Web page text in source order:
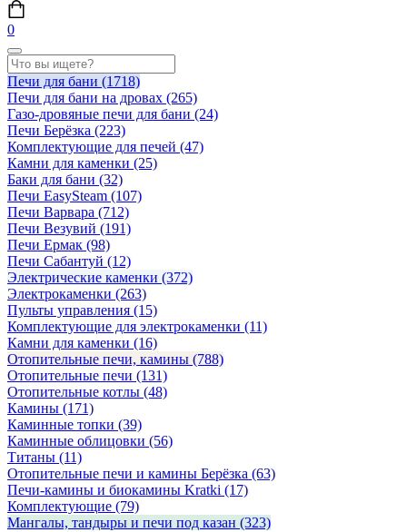
0
Печи для бани (1718)
Печи для бани на дровах (265)
Газо-дровяные печи для бани (24)
Печи Берёзка (223)
Комплектующие для печей (47)
Камни для каменки (25)
Баки для бани (32)
Печи EasySteam (107)
Печи Варвара (712)
Печи Везувий (191)
Печи Ермак (98)
Печи Сабантуй (12)
Электрические каменки (372)
Электрокаменки (263)
Пульты управления (15)
Комплектующие для электрокаменки (11)
Камни для каменки (16)
Отопительные печи, камины (788)
Отопительные печи (131)
Отопительные котлы (48)
Камины (171)
Каминные топки (39)
Каминные облицовки (56)
Титаны (11)
Отопительные печи и камины Берёзка (63)
Печи-камины и биокамины Kratki (17)
Комплектующие (79)
Мангалы, тандыры и печи под казан (323)